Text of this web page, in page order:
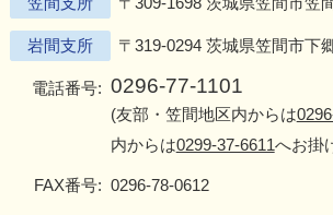
岩間支所 〒319-0294 茨城県笠間市下
電話番号: 0296-77-1101
(友部・笠間地区内からは
内からは0299-37-6611へお掛
FAX番号: 0296-78-0612